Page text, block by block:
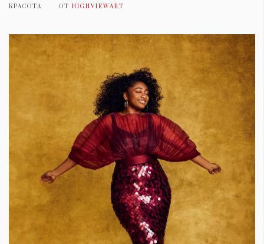
КРАСОТА ОТ HIGHVIEWART